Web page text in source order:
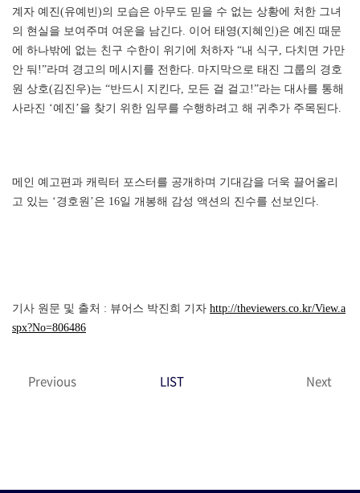
계자 예진(유예빈)의 모습은 아무도 믿을 수 없는 상황에 처한 그녀
의 현실을 보여주며 여운을 남긴다. 이어 태영(지혜인)은 예진 때문
에 하나밖에 없는 친구 수한이 위기에 처하자 “내 식구, 다치면 가만
안 둬!”라며 경고의 메시지를 전한다. 마지막으로 태진 그룹의 경호
원 상호(김진우)는 “반드시 지킨다, 모든 걸 걸고!”라는 대사를 통해
사라진 ‘예진’을 찾기 위한 임무를 수행하려고 해 귀추가 주목된다.
메인 예고편과 캐릭터 포스터를 공개하며 기대감을 더욱 끌어올리
고 있는 ‘경호원’은 16일 개봉해 감성 액션의 진수를 선보인다.
기사 원문 및 출처 : 뷰어스 박진희 기자 http://theviewers.co.kr/View.a
spx?No=806486
Previous LIST Next